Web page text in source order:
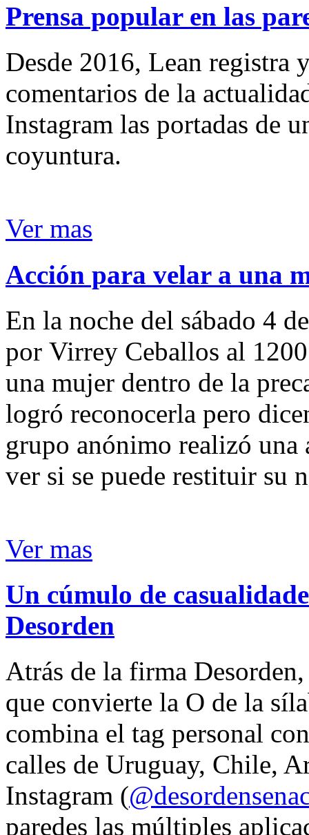
Prensa popular en las
Desde 2016, Lean registra
comentarios de la
Instagram las portadas de
coyuntura.
Ver mas
Acción para velar a una
En la noche del sábado 4
por Virrey Ceballos al
una mujer dentro de la
logró reconocerla pero
grupo anónimo realizó
ver si se puede restituir su
Ver mas
Un cúmulo de
Desorden
Atrás de la firma
que convierte la O de la
combina el tag personal
calles de Uruguay, Chile,
Instagram (
paredes las múltiples